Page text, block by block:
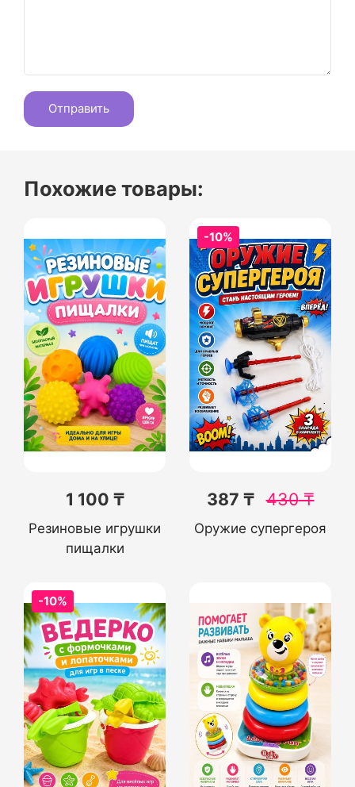
Похожие товары:
1 100 ₸
Резиновые игрушки
пищалки
-10%
387 ₸ 430₸
Оружие супергероя
-10%